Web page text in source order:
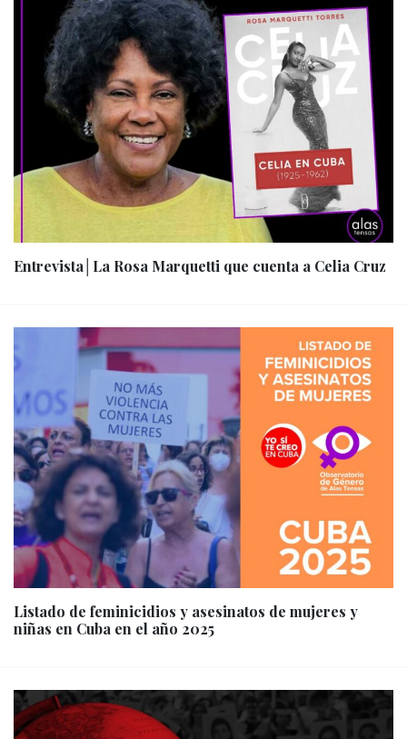
Entrevista│La Rosa Marquetti que cuenta a Celia Cruz
Listado de feminicidios y asesinatos de mujeres y
niñas en Cuba en el año 2025